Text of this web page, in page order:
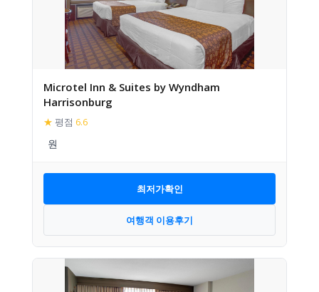
Microtel Inn & Suites by Wyndham
Harrisonburg
★ 평점 6.6
최저가확인
여행객 이용후기